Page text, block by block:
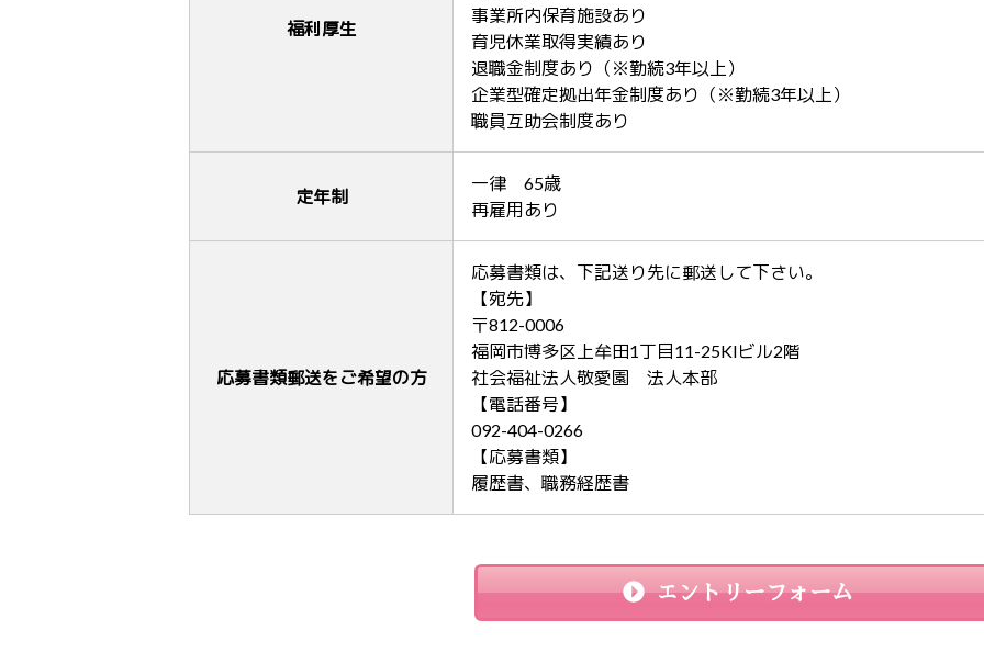
福利厚生
事業所内保育施設あり
育児休業取得実績あり
退職金制度あり（※勤続3年以上）
企業型確定拠出年金制度あり（※勤続3年以上）
職員互助会制度あり
定年制
一律 65歳
再雇用あり
応募書類郵送をご希望の方
応募書類は、下記送り先に郵送して下さい。
【宛先】
〒812-0006
福岡市博多区上牟田1丁目11-25KIビル2階
社会福祉法人敬愛園 法人本部
【電話番号】
092-404-0266
【応募書類】
履歴書、職務経歴書
エントリーフォーム